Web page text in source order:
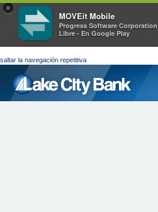
×
MOVEit Mobile
Progress Software Corporation
Libre - En Google Play
saltar la navegación repetitiva